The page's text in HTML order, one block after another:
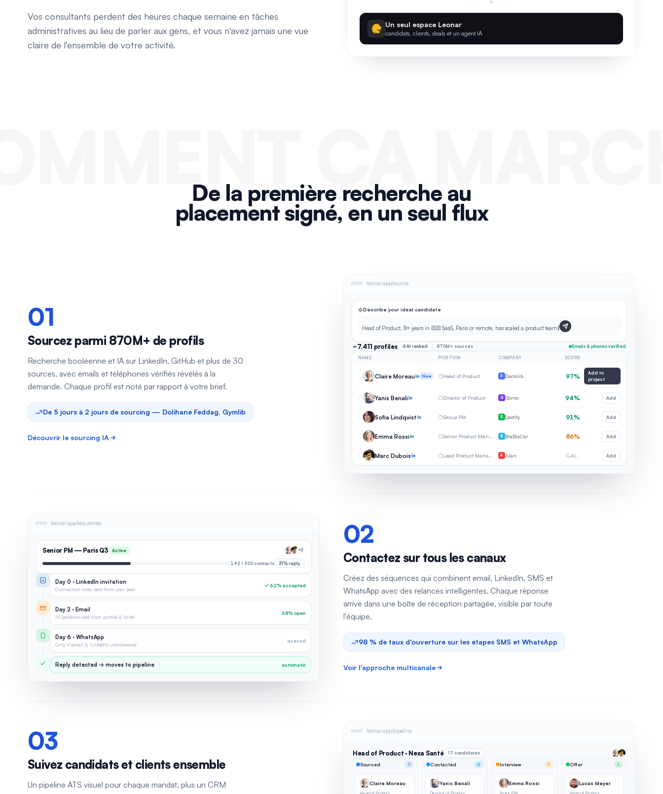
Vos consultants perdent des heures chaque semaine en tâches
administratives au lieu de parler aux gens, et vous n'avez jamais une vue
claire de l'ensemble de votre activité.
Un seul espace Leonar
candidats, clients, deals et un agent IA
De la première recherche au
placement signé, en un seul flux
01
Sourcez parmi 870M+ de profils
Recherche booléenne et IA sur LinkedIn, GitHub et plus de 30
sources, avec emails et téléphones vérifiés révélés à la
demande. Chaque profil est noté par rapport à votre brief.
De 5 jours à 2 jours de sourcing — Dolihane Feddag, Gymlib
Découvrir le sourcing IA
leonar.app/source
Describe your ideal candidate
Head of Product, 8+ years in B2B SaaS, Paris or remote, has scaled a product team
~7,411 profiles AI ranked 870M+ sources Emails & phones verified
NAME POSITION COMPANY SCORE
Claire Moreau New Head of Product D Doctolib 97%
Add to
project
Yanis Benali Director of Product Q Qonto 94% Add
Sofia Lindqvist Group PM S Spotify 91% Add
Emma Rossi B BlaBlaCar 86% Add
Marc Dubois A Alan AI… Add
02
Contactez sur tous les canaux
Créez des séquences qui combinent email, LinkedIn, SMS et
WhatsApp avec des relances intelligentes. Chaque réponse
arrive dans une boîte de réception partagée, visible par toute
l'équipe.
98 % de taux d'ouverture sur les étapes SMS et WhatsApp
Voir l'approche multicanale
leonar.app/sequences
Senior PM — Paris Q3 Active +2
142 / 300 contacts 31% reply
Day 0 · LinkedIn invitation
Connection note, sent from your seat
62% accepted
Day 2 · Email
AI-personalized from profile & brief
68% open
Day 6 · WhatsApp
Only if email & LinkedIn unanswered
queued
Reply detected → moves to pipeline automatic
03
Suivez candidats et clients ensemble
Un pipeline ATS visuel pour chaque mandat, plus un CRM
leonar.app/pipeline
Head of Product · Nexa Santé 17 candidates
Sourced 7
Claire Moreau
Head of Product
Contacted 6
Yanis Benali
Director of Product
Interview 3
Emma Rossi
Senior PM
Offer 1
Lucas Meyer
Head of Product